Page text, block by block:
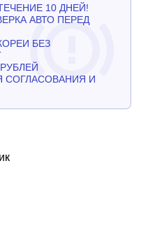
10 ДНЕЙ!
АВТО ПЕРЕД
БЕЗ
СОГЛАСОВАНИЯ И